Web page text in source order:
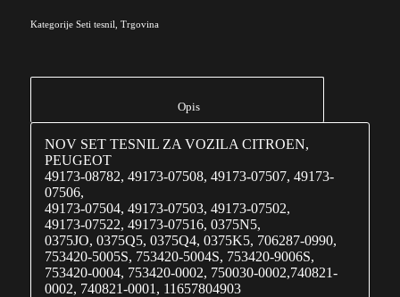
Kategorije Seti tesnil Trgovina
						Opis
NOV SET TESNIL ZA VOZILA CITROEN,
PEUGEOT
49173-08782, 49173-07508, 49173-07507, 49173-
07506,
49173-07504, 49173-07503, 49173-07502,
49173-07522, 49173-07516, 0375N5,
0375JO, 0375Q5, 0375Q4, 0375K5, 706287-0990,
753420-5005S, 753420-5004S, 753420-9006S,
753420-0004, 753420-0002, 750030-0002,740821-
0002, 740821-0001, 11657804903